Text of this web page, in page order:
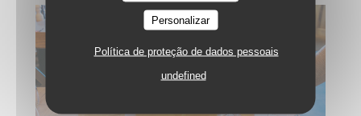
Personalizar
Política de proteção de dados pessoais
undefined